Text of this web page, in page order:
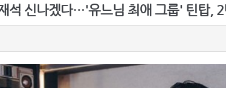
석 신나겠다…'유느님 최애 그룹' 틴탑,